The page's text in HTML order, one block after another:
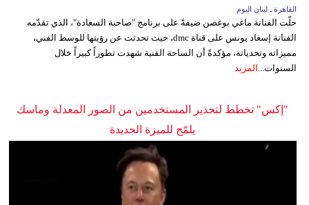
القاهرة ـ لبنان اليوم
حلّت الفنانة ماغي بوغصن ضيفةً على برنامج "صاحبة السعادة"، الذي تقدّمه
الفنانة إسعاد يونس على قناة dmc، حيث تحدثت عن رؤيتها للوسط الفني،
مميزاته وتحدياته، مؤكدةً أن الساحة الفنية شهدت تطوراً كبيراً خلال
السنوات...
المزيد
"إكس" تخطط لتحذير المستخدمين من الصور المعدلة وماسك
يلمّح للميزة الجديدة